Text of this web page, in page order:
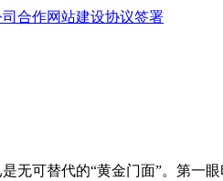
合作网站建设协议签署
可替代的“黄金门面”。第一